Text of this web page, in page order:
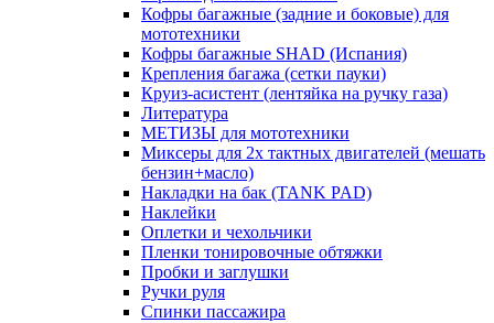
Кофры багажные (задние и боковые) для
мототехники
Кофры багажные SHAD (Испания)
Крепления багажа (сетки пауки)
Круиз-асистент (лентяйка на ручку газа)
Литература
МЕТИЗЫ для мототехники
Миксеры для 2х тактных двигателей (мешать
бензин+масло)
Накладки на бак (TANK PAD)
Наклейки
Оплетки и чехольчики
Пленки тонировочные обтяжки
Пробки и заглушки
Ручки руля
Спинки пассажира